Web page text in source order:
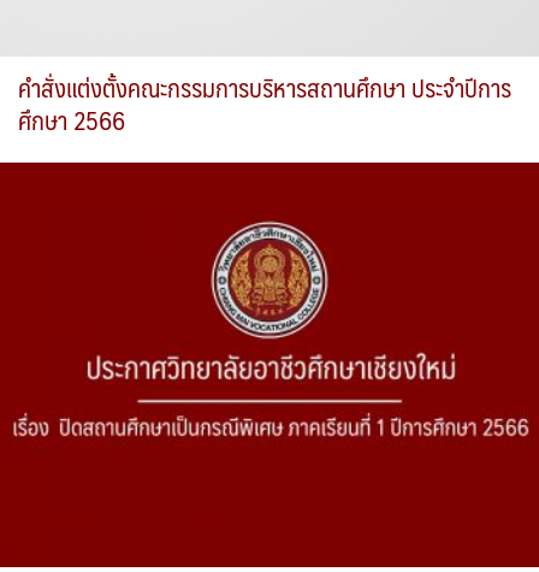
คำสั่งแต่งตั้งคณะกรรมการบริหารสถานศึกษา ประจำปีการ
ศึกษา 2566